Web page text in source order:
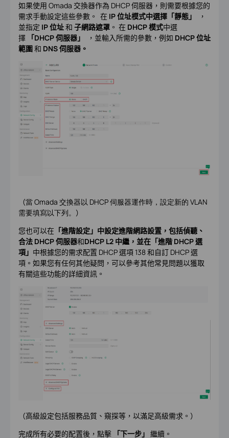
如果使用 Omada 交換器作為 DHCP 伺服器，則需要根據您的
需求手動設定這些參數。 在 IP 位址模式中選擇「靜態」
，
並指定 IP 位址和 子網路遮罩。 在 DHCP 模式中選
擇
「DHCP 伺服器」 ，並輸入所需的參數，例如 DHCP 位址
範圍和 DNS 伺服器。
（當 Omada 交換器以 DHCP 伺服器運作時，設定新的 VLAN
需要填寫以下列。 ）
您也可以在 「進階設定」中設定進階網路設置，包括偵聽、
合法 DHCP 伺服器和DHCP L2 中繼，並在「進階 DHCP 選
項」 中根據您的需求配置 DHCP 選項 138 和自訂 DHCP 選
項。如果您有任何其他疑問，可以參考其他常見問題以獲取
有關這些功能的詳細資訊。
（高級設定包括服務品質、窺探等，以滿足高級需求。）
完成所有必要的配置後，點擊
「下一步」 繼續。